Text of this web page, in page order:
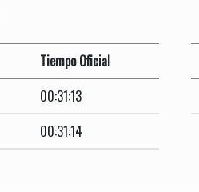
Tiempo Oficial
00:31:13
00:31:14